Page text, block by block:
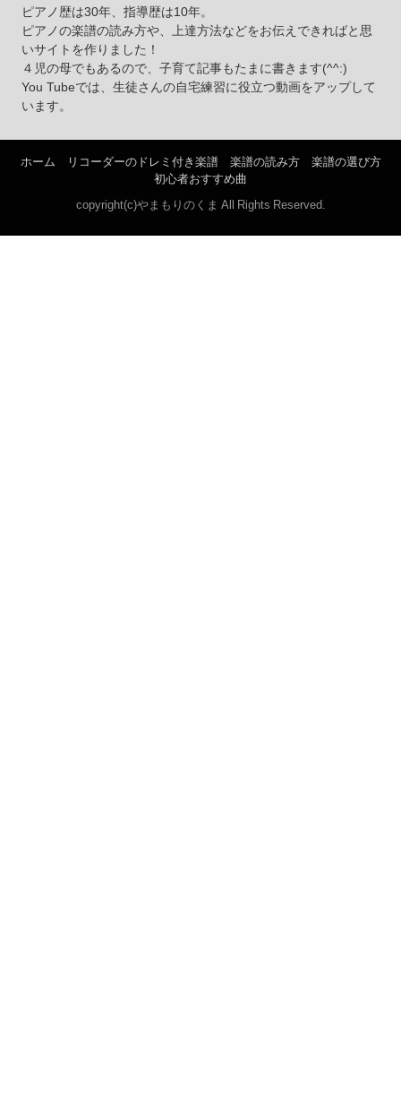
ピアノ歴は30年、指導歴は10年。
ピアノの楽譜の読み方や、上達方法などをお伝えできればと思
いサイトを作りました！
４児の母でもあるので、子育て記事もたまに書きます(^^:)
You Tubeでは、生徒さんの自宅練習に役立つ動画をアップして
います。
ホーム リコーダーのドレミ付き楽譜 楽譜の読み方
楽譜の選び方
初心者おすすめ曲
copyright(c)やまもりのくま All Rights Reserved.